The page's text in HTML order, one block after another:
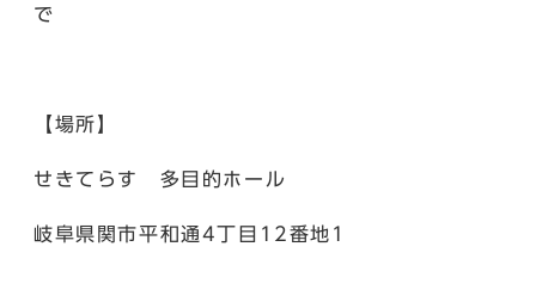
で
【場所】
せきてらす 多目的ホール
岐阜県関市平和通4丁目12番地1